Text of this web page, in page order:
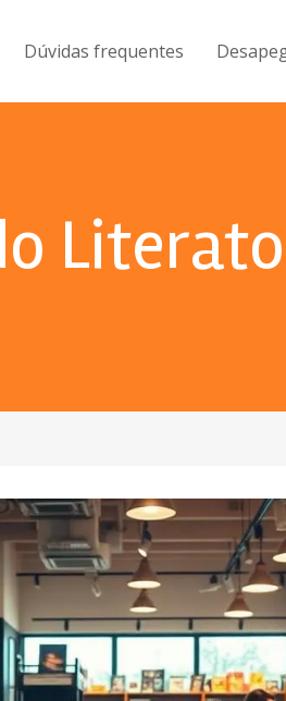
Dúvidas frequentes